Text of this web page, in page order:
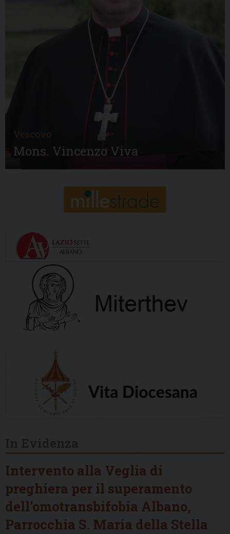
Vescovo
Mons. Vincenzo Viva
Intervento alla Veglia di
preghiera per il superamento
dell’omotransbifobia Albano,
Parrocchia S. Maria della Stella